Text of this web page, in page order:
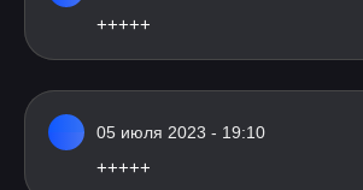
+++++
05 июля 2023 - 19:10
+++++